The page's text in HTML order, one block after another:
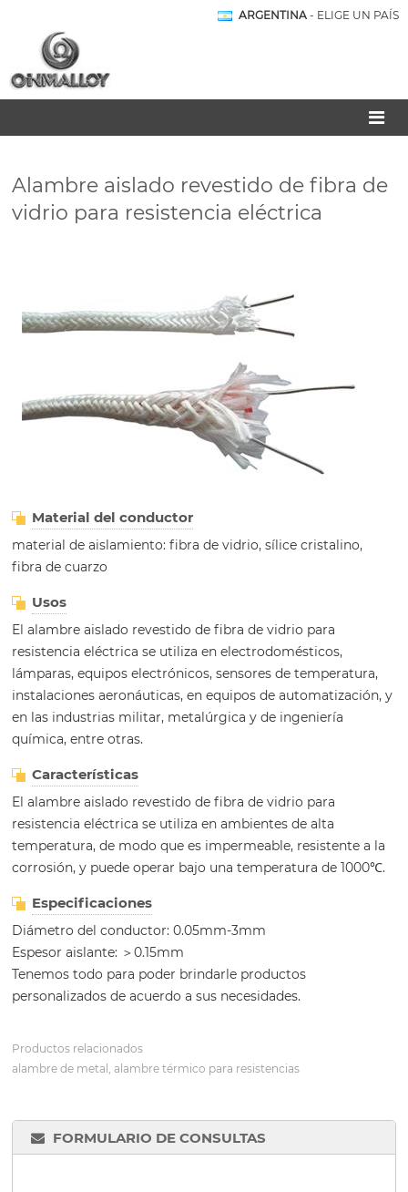
ARGENTINA - ELIGE UN PAÍS
Alambre aislado revestido de fibra de
vidrio para resistencia eléctrica
Material del conductor
material de aislamiento: fibra de vidrio, sílice cristalino,
fibra de cuarzo
Usos
El alambre aislado revestido de fibra de vidrio para
resistencia eléctrica se utiliza en electrodomésticos,
lámparas, equipos electrónicos, sensores de temperatura,
instalaciones aeronáuticas, en equipos de automatización, y
en las industrias militar, metalúrgica y de ingeniería
química, entre otras.
Características
El alambre aislado revestido de fibra de vidrio para
resistencia eléctrica se utiliza en ambientes de alta
temperatura, de modo que es impermeable, resistente a la
corrosión, y puede operar bajo una temperatura de 1000℃.
Especificaciones
Diámetro del conductor: 0.05mm-3mm
Espesor aislante: ＞0.15mm
Tenemos todo para poder brindarle productos
personalizados de acuerdo a sus necesidades.
Productos relacionados
alambre de metal, alambre térmico para resistencias
FORMULARIO DE CONSULTAS